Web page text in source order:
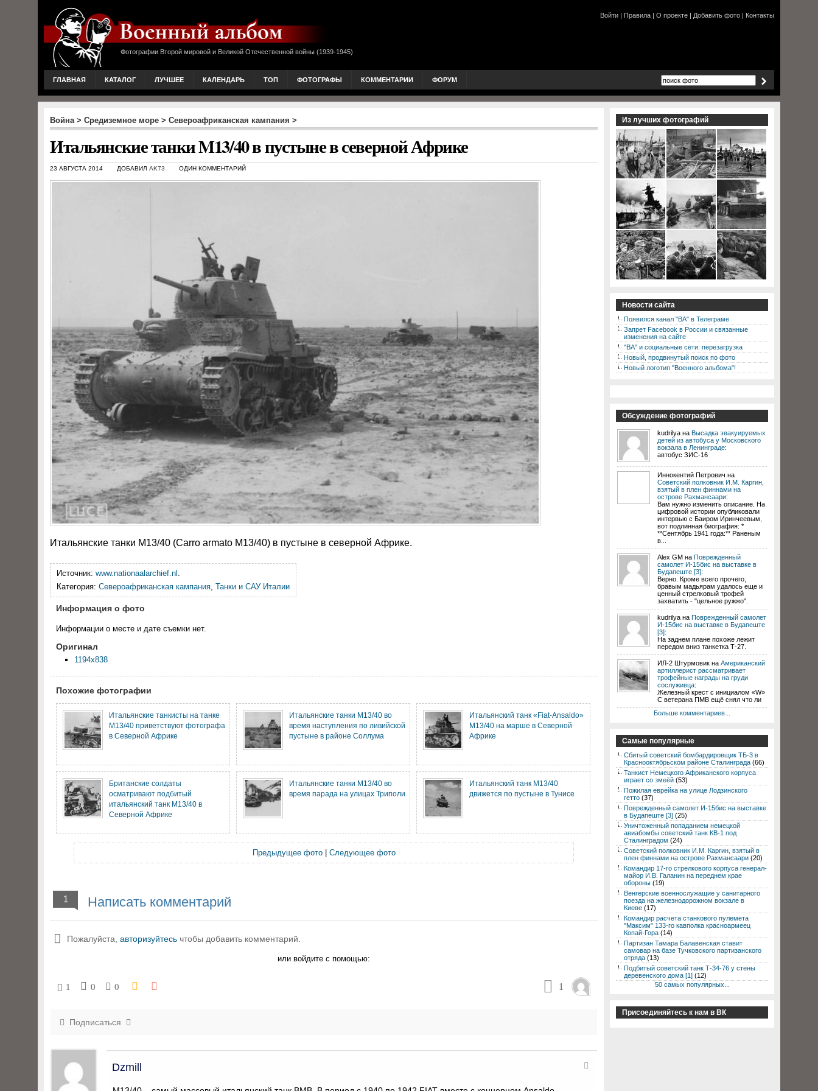
Фотографии Второй мировой и Великой Отечественной войны (1939-1945)
Войти | Правила | О проекте | Добавить фото | Контакты
ГЛАВНАЯ КАТАЛОГ ЛУЧШЕЕ КАЛЕНДАРЬ ТОП ФОТОГРАФЫ КОММЕНТАРИИ ФОРУМ
Война> Средиземное море > Североафриканская кампания >
Итальянские танки M13/40 в пустыне в северной Африке
23 АВГУСТА 2014 ДОБАВИЛ AK73 ОДИН КОММЕНТАРИЙ
Итальянские танки M13/40 (Carro armato M13/40) в пустыне в северной Африке.
Источник: www.nationaalarchief.nl .
Категория: Североафриканская кампания, Танки и САУ Италии
Информация о фото
Информации о месте и дате съемки нет.
Оригинал
1194x838
Похожие фотографии
Итальянские танкисты на танке
M13/40 приветствуют фотографа
в Северной Африке
Итальянские танки M13/40 во
время наступления по ливийской
пустыне в районе Соллума
Итальянский танк «Fiat-Ansaldo»
M13/40 на марше в Северной
Африке
Британские солдаты
осматривают подбитый
итальянский танк M13/40 в
Северной Африке
Итальянские танки M13/40 во
время парада на улицах Триполи
Итальянский танк M13/40
движется по пустыне в Тунисе
Предыдущее фото| Следующее фото
1 Написать комментарий
Пожалуйста, авторизуйтесь чтобы добавить комментарий.
или войдите с помощью:
1 0 0 1
Подписаться
Dzmill
Из лучших фотографий
Новости сайта
Появился канал "ВА" в Телеграме
Запрет Facebook в России и связанные
изменения на сайте
"ВА" и социальные сети: перезагрузка
Новый, продвинутый поиск по фото
Новый логотип "Военного альбома"!
Обсуждение фотографий
kudrilya на Высадка эвакуируемых
детей из автобуса у Московского
вокзала в Ленинграде:
автобус ЗИС-16
Иннокентий Петрович на
Советский полковник И.М. Каргин,
взятый в плен финнами на
острове Рахмансаари:
Вам нужно изменить описание. На
цифровой истории опубликовали
интервью с Баиром Иринчеевым,
вот подлинная биография: *
**Сентябрь 1941 года:** Раненым
в...
Alex GM на Поврежденный
самолет И-15бис на выставке в
Будапеште [3]:
Верно. Кроме всего прочего,
бравым мадьярам удалось еще и
ценный стрелковый трофей
захватить - "цельное ружжо".
kudrilya на Поврежденный самолет
И-15бис на выставке в Будапеште
[3]:
На заднем плане похоже лежит
передом вниз танкетка Т-27.
ИЛ-2 Штурмовик на Американский
артиллерист рассматривает
трофейные награды на груди
сослуживца:
Железный крест с инициалом «W»
С ветерана ПМВ ещё снял что ли
Больше комментариев...
Самые популярные
Сбитый советский бомбардировщик ТБ-3 в
Краснооктябрьском районе Сталинграда (66)
Танкист Немецкого Африканского корпуса
играет со змеёй (53)
Пожилая еврейка на улице Лодзинского
гетто (37)
Поврежденный самолет И-15бис на выставке
в Будапеште [3] (25)
Уничтоженный попаданием немецкой
авиабомбы советский танк КВ-1 под
Сталинградом (24)
Советский полковник И.М. Каргин, взятый в
плен финнами на острове Рахмансаари (20)
Командир 17-го стрелкового корпуса генерал-
майор И.В. Галанин на переднем крае
обороны (19)
Венгерские военнослужащие у санитарного
поезда на железнодорожном вокзале в
Киеве (17)
Командир расчета станкового пулемета
"Максим" 133-го кавполка красноармеец
Копай-Гора (14)
Партизан Тамара Балавенская ставит
самовар на базе Тучковского партизанского
отряда (13)
Подбитый советский танк Т-34-76 у стены
деревенского дома [1] (12)
50 самых популярных...
Присоединяйтесь к нам в ВК